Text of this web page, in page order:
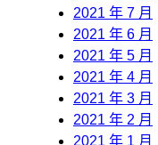
2021 年 7 月
2021 年 6 月
2021 年 5 月
2021 年 4 月
2021 年 3 月
2021 年 2 月
2021 年 1 月